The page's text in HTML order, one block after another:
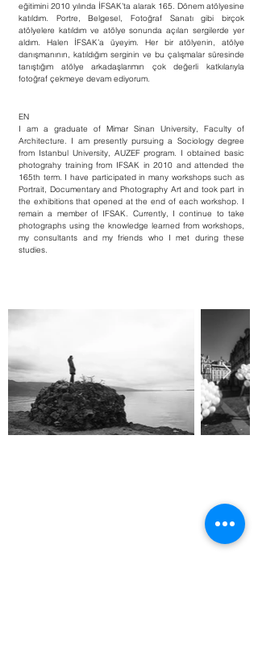
eğitimini 2010 yılında İFSAK’ta alarak 165. Dönem atölyesine
katıldım. Portre, Belgesel, Fotoğraf Sanatı gibi birçok
atölyelere katıldım ve atölye sonunda açılan sergilerde yer
aldım. Halen İFSAK’a üyeyim. Her bir atölyenin, atölye
danışmanının, katıldığım serginin ve bu çalışmalar süresinde
tanıştığım atölye arkadaşlarımın çok değerli katkılarıyla
fotoğraf çekmeye devam ediyorum.
EN
I am a graduate of Mimar Sinan University, Faculty of
Architecture. I am presently pursuing a Sociology degree
from Istanbul University, AUZEF program. I obtained basic
photograhy training from IFSAK in 2010 and attended the
165th term. I have participated in many workshops such as
Portrait, Documentary and Photography Art and took part in
the exhibitions that opened at the end of each workshop. I
remain a member of IFSAK. Currently, I continue to take
photographs using the knowledge learned from workshops,
my consultants and my friends who I met during these
studies.